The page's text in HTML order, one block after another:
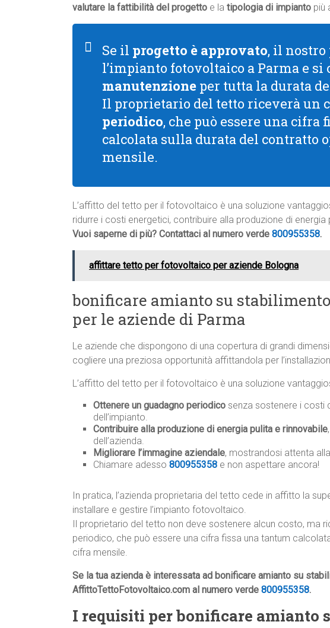
valutare la fattibilità del progetto e la tipologia di impianto più
Se il progetto è approvato, il
l’impianto fotovoltaico a Parma e si
manutenzione per tutta la durata
Il proprietario del tetto riceverà un
periodico, che può essere una cifra
calcolata sulla durata del contratto
mensile.
L’affitto del tetto per il fotovoltaico è una soluzione
ridurre i costi energetici, contribuire alla produzione di
Vuoi saperne di più? Contattaci al numero verde 800955358.
affittare tetto per fotovoltaico per aziende Bologna
bonificare amianto su
per le aziende di Parma
Le aziende che dispongono di una copertura di grandi
cogliere una preziosa opportunità affittandola per
L’affitto del tetto per il fotovoltaico è una soluzione
Ottenere un guadagno periodico senza sostenere i costi
dell’impianto.
Contribuire alla produzione di energia pulita e rinnovabile
dell’azienda.
Migliorare l’immagine aziendale, mostrandosi attenta
Chiamare adesso 800955358 e non aspettare ancora!
In pratica, l’azienda proprietaria del tetto cede in affitto la
installare e gestire l’impianto fotovoltaico.
Il proprietario del tetto non deve sostenere alcun costo, ma
periodico, che può essere una cifra fissa una tantum
cifra mensile.
Se la tua azienda è interessata ad bonificare amianto su
AffittoTettoFotovoltaico.com al numero verde 800955358.
I requisiti per bonificare amianto